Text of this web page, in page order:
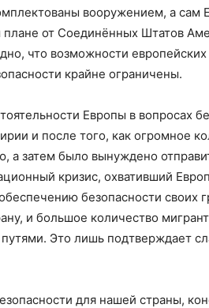
вооружением, а сам
плане от Соединённых Штатов
что возможности европейских
крайне ограничены.
Европы в вопросах
и после того, как огромное
а затем было вынуждено
кризис, охвативший
безопасности своих
и большое количество
Это лишь подтверждает
для нашей страны,